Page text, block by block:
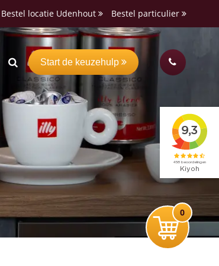
Bestel locatie Udenhout Bestel particulier
Start de keuzehulp
0